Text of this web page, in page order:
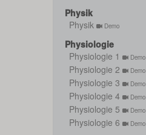
Physik
Physik
Demo
Physiologie
Physiologie 1
Demo
Physiologie 2 Demo
Physiologie 3 Demo
Physiologie 4 Demo
Physiologie 5 Demo
Physiologie 6 Demo